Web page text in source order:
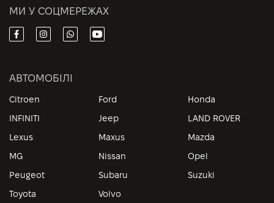
МИ У СОЦМЕРЕЖАХ
АВТОМОБІЛІ
Citroen Ford
Honda
INFINITI
Jeep
LAND ROVER
Lexus
Maxus
Mazda
MG
Nissan
Opel
Peugeot
Subaru
Suzuki
Toyota
Volvo